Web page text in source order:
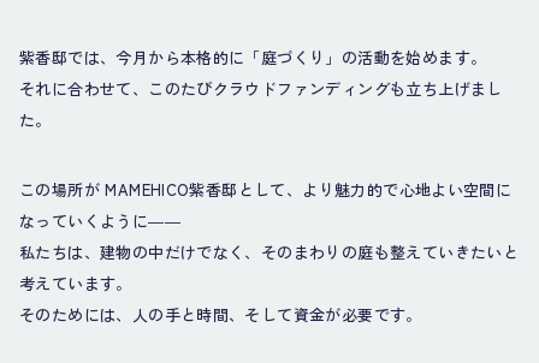
紫香邸では、今月から本格的に「庭づくり」の活動を始めます。
それに合わせて、このたびクラウドファンディングも立ち上げまし
た。
この場所が MAMEHICO紫香邸として、より魅力的で心地よい空間に
なっていくように――
私たちは、建物の中だけでなく、そのまわりの庭も整えていきたいと
考えています。
そのためには、人の手と時間、そして資金が必要です。